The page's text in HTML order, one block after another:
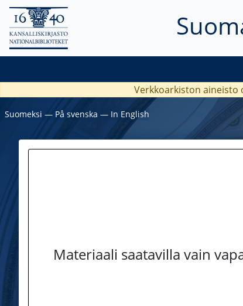
Verkkoarkiston aineisto
Suomeksi ― På svenska ― In English
Materiaali saatavilla vain